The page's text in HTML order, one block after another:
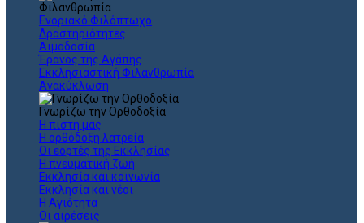
Φιλανθρωπία
Ενοριακό Φιλόπτωχο
Δραστηριότητες
Αιμοδοσία
Έρανος της Αγάπης
Εκκλησιαστική Φιλανθρωπία
Ανακύκλωση
Γνωρίζω την Ορθοδοξία
Η πίστη μας
Η ορθόδοξη λατρεία
Οι εορτές της Εκκλησίας
Η πνευματική ζωή
Εκκλησία και κοινωνία
Εκκλησία και νέοι
Η Αγιότητα
Οι αιρέσεις